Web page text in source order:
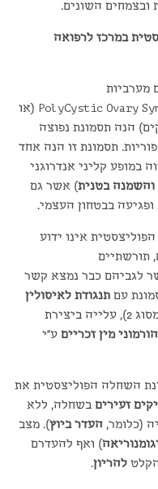
ובצמחים השונים.
במרכז לרפואה
מערביות
תסמונת השחלה הפוליציסטית PolyCystic Ovary Syndrome (או
הנה תסמונת נפוצה
בגיל הפוריות. תסמונת זו הנה אחד
במופע קליני אנדרוגני
והשמנה בטנית) אשר גם
ופגיעה בבטחון העצמי.
אינו ידוע
תורשתיים
לגביהם כבר נמצא קשר
עם תנגודת לאיסולין
2), עלייה ביצירת
הורמוני מין זכריים ע"י
השחלה הפוליצסטית את
זעירים בשחלה, ללא
(כלומר, העדר ביוץ). מצב
) ואף להעדרם
להריון.